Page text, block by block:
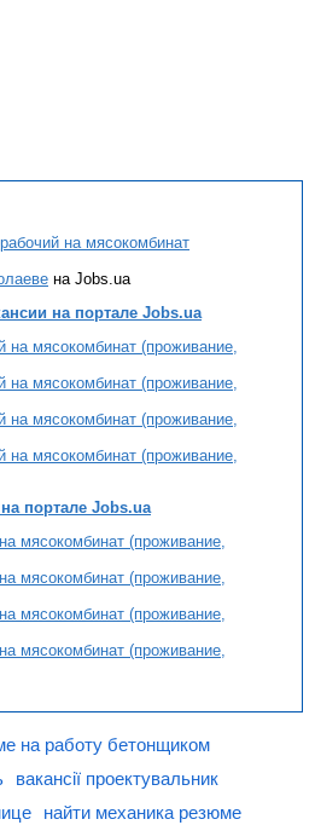
на мясокомбинат
на Jobs.ua
на портале Jobs.ua
на мясокомбинат (проживание,
на мясокомбинат (проживание,
на мясокомбинат (проживание,
на мясокомбинат (проживание,
портале Jobs.ua
мясокомбинат (проживание,
мясокомбинат (проживание,
мясокомбинат (проживание,
мясокомбинат (проживание,
на работу бетонщиком
вакансії проектувальник
найти механика резюме